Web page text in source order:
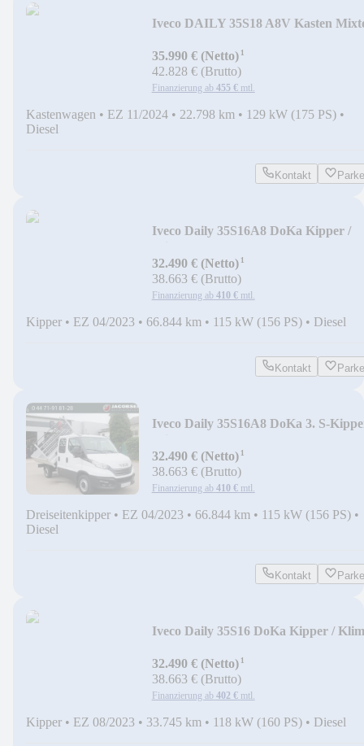
Iveco DAILY 35S18 A8V Kasten
35.990 € (Netto)¹
42.828 € (Brutto)
Finanzierung ab 455 € mtl.
Kastenwagen • EZ 11/2024 • 22.798 km • 129 kW (175 PS) •
Diesel
Kontakt
Iveco Daily 35S16A8 DoKa Kipper /
32.490 € (Netto)¹
38.663 € (Brutto)
Finanzierung ab 410 € mtl.
Kipper • EZ 04/2023 • 66.844 km • 115 kW (156 PS) • Diesel
Kontakt
Iveco Daily 35S16A8 DoKa 3. S-
32.490 € (Netto)¹
38.663 € (Brutto)
Finanzierung ab 410 € mtl.
Dreiseitenkipper • EZ 04/2023 • 66.844 km • 115 kW (156 PS) •
Diesel
Kontakt
Iveco Daily 35S16 DoKa Kipper /
32.490 € (Netto)¹
38.663 € (Brutto)
Finanzierung ab 402 € mtl.
Kipper • EZ 08/2023 • 33.745 km • 118 kW (160 PS) • Diesel